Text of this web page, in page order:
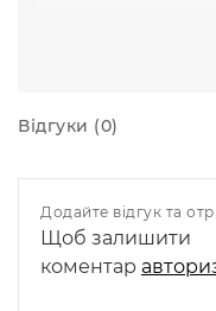
Відгуки (0)
Додайте відгук та
Щоб залишити
коментар